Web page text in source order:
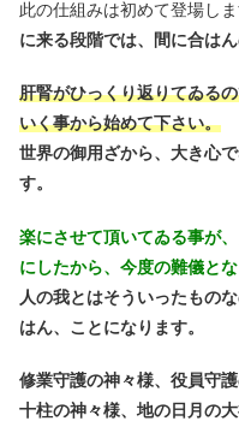
此の仕組みは初めて登場しま
に来る段階では、間に合は
肝腎がひっくり返りてゐる
いく事から始めて下さい。
世界の御用ざから、大き心
す。
楽にさせて頂いてゐる事が
にしたから、今度の難儀とな
人の我とはそういったもの
はん、ことになります。
修業守護の神々様、役員守
十柱の神々様、地の日月の